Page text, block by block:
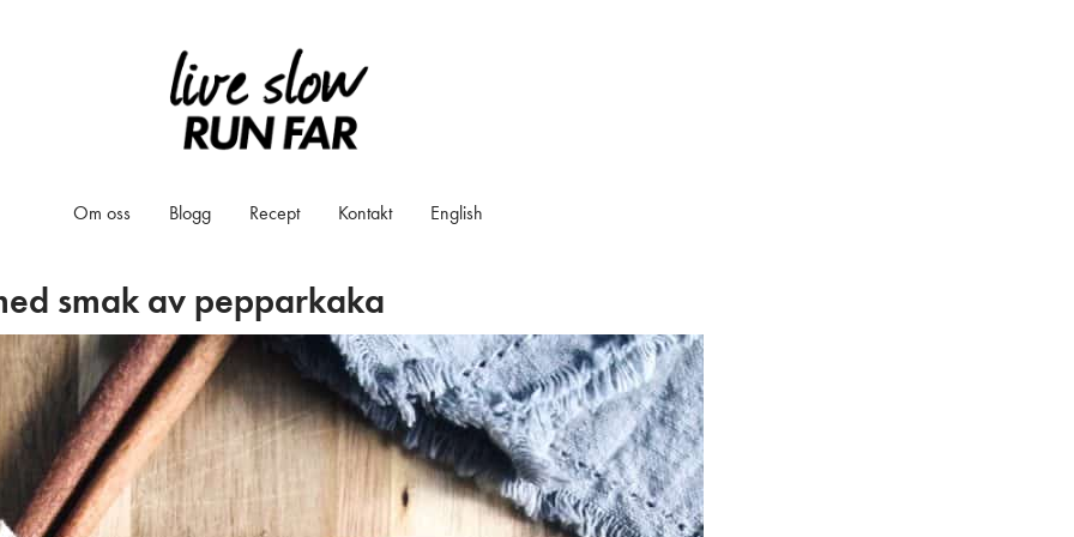
Om oss Blogg Recept Kontakt English
smak av pepparkaka